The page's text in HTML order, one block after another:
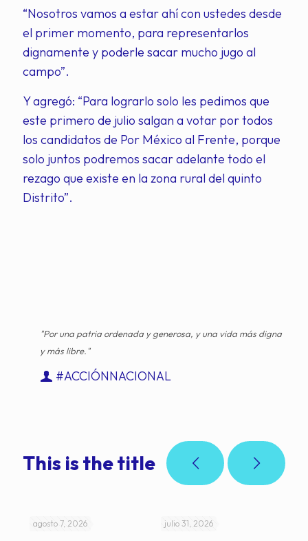
“Nosotros vamos a estar ahí con ustedes desde
el primer momento, para representarlos
dignamente y poderle sacar mucho jugo al
campo”.
Y agregó: “Para lograrlo solo les pedimos que
este primero de julio salgan a votar por todos
los candidatos de Por México al Frente, porque
solo juntos podremos sacar adelante todo el
rezago que existe en la zona rural del quinto
Distrito”.
"Por una patria ordenada y generosa, y una vida más digna
y más libre."
#ACCIÓNNACIONAL
This is the title
agosto 7, 2026 julio 31, 2026